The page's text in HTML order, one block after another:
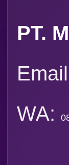
PT.
WA: